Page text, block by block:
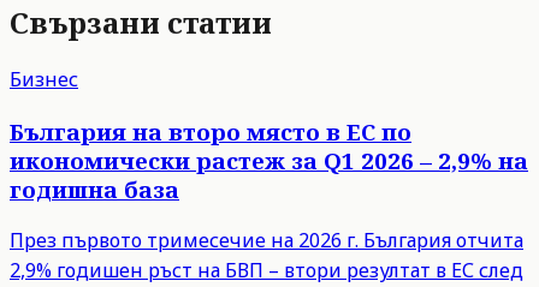
Свързани статии
Бизнес
България на второ място в ЕС по
икономически растеж за Q1 2026 – 2,9% на
годишна база
През първото тримесечие на 2026 г. България отчита
2,9% годишен ръст на БВП – втори резултат в ЕС след